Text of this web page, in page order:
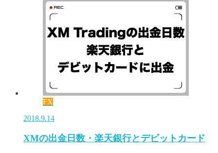
FX
2018.9.14
XMの出金日数・楽天銀行とデビットカード